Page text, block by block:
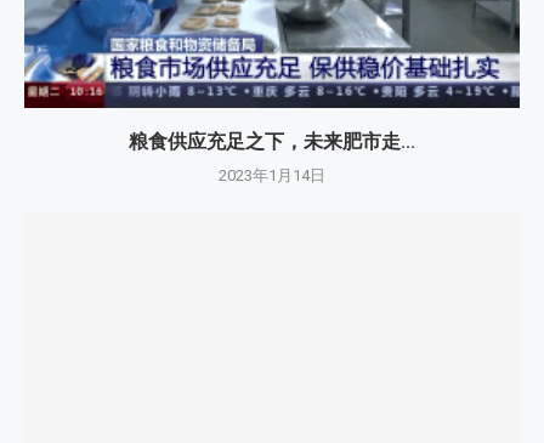
粮食供应充足之下，未来肥市走...
2023年1月14日